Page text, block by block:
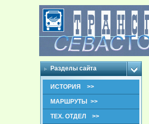
Разделы сайта
ИСТОРИЯ >>
МАРШРУТЫ >>
ТЕХ. ОТДЕЛ >>